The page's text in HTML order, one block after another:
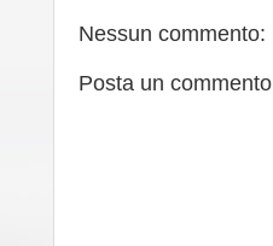
Nessun commento:
Posta un commento